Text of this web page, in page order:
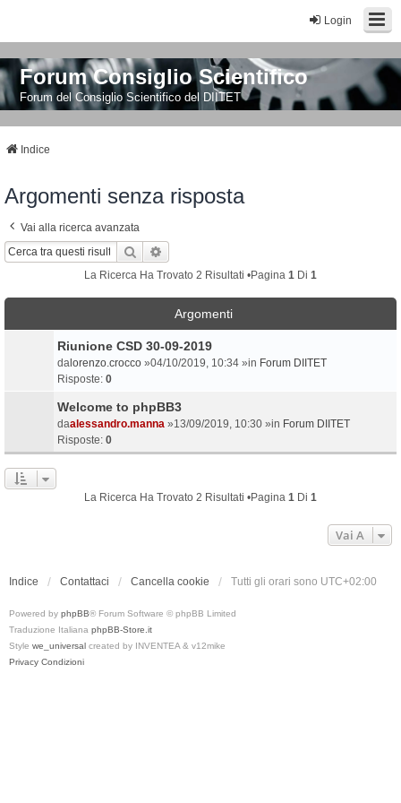
Login
Forum Consiglio Scientifico
Forum del Consiglio Scientifico del DIITET
Indice
Argomenti senza risposta
Vai alla ricerca avanzata
Cerca
La Ricerca Ha Trovato 2 Risultati •Pagina 1 Di 1
Argomenti
Riunione CSD 30-09-2019
da lorenzo.crocco »04/10/2019, 10:34 »in Forum DIITET
Risposte: 0
Welcome to phpBB3
daalessandro.manna »13/09/2019, 10:30 »in Forum DIITET
Risposte: 0
La Ricerca Ha Trovato 2 Risultati •Pagina 1 Di 1
Vai A
Indice Contattaci Cancella cookie Tutti gli orari sono UTC+02:00
Powered by phpBB® Forum Software © phpBB Limited
Traduzione Italiana phpBB-Store.it
Style we_universal created by INVENTEA & v12mike
Privacy Condizioni